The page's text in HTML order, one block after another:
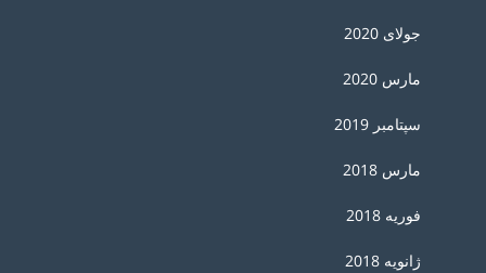
جولای 2020
مارس 2020
سپتامبر 2019
مارس 2018
فوریه 2018
ژانویه 2018